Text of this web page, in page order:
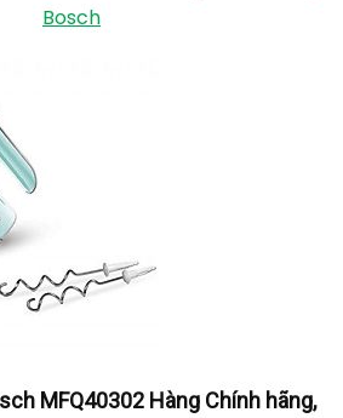
Bosch
MFQ40302 Hàng Chính hãng,